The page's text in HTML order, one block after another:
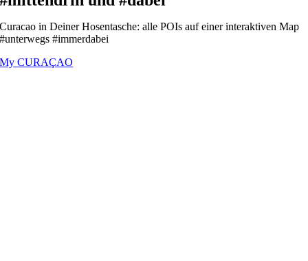
Curacao in Deiner Hosentasche: alle POIs auf einer interaktiven Map
#unterwegs #immerdabei
My CURAÇAO